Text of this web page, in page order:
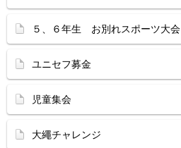
５、６年生 お別れスポーツ大会
ユニセフ募金
児童集会
大繩チャレンジ